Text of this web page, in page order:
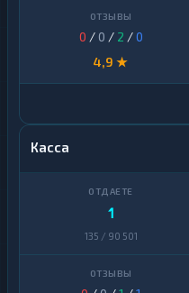
0 / 0 / 2 /0
4,9 ★
Касса
1
135 / 90 501